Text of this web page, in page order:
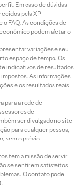
Em caso de dúvidas
pela XP
FAQ. As condições de
podem afetar o
variações e seu
espaço de tempo. Os
indicativos de resultados
As informações
e os resultados reais
para a rede de
de
ser divulgado no site
para qualquer pessoa,
sem o prévio
tem a missão de servir
se sentirem satisfeitos
O contato pode